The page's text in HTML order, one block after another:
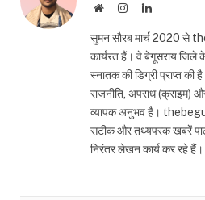
WebsiteInstagramLinkedIn
सुमन सौरब मार्च 2020 से
कार्यरत हैं। वे बेगूसराय जिले
स्नातक की डिग्री प्राप्त की
राजनीति, अपराध (क्राइम)
व्यापक अनुभव है।
सटीक और तथ्यपरक खबरें
निरंतर लेखन कार्य कर रहे हैं।